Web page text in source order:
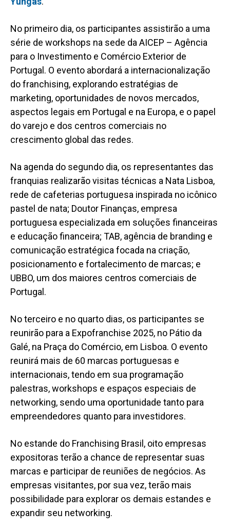
No primeiro dia, os participantes assistirão a uma
série de workshops na sede da AICEP – Agência
para o Investimento e Comércio Exterior de
Portugal. O evento abordará a internacionalização
do franchising, explorando estratégias de
marketing, oportunidades de novos mercados,
aspectos legais em Portugal e na Europa, e o papel
do varejo e dos centros comerciais no
crescimento global das redes.
Na agenda do segundo dia, os representantes das
franquias realizarão visitas técnicas a Nata Lisboa,
rede de cafeterias portuguesa inspirada no icônico
pastel de nata; Doutor Finanças, empresa
portuguesa especializada em soluções financeiras
e educação financeira; TAB, agência de branding e
comunicação estratégica focada na criação,
posicionamento e fortalecimento de marcas; e
UBBO, um dos maiores centros comerciais de
Portugal.
No terceiro e no quarto dias, os participantes se
reunirão para a Expofranchise 2025, no Pátio da
Galé, na Praça do Comércio, em Lisboa. O evento
reunirá mais de 60 marcas portuguesas e
internacionais, tendo em sua programação
palestras, workshops e espaços especiais de
networking, sendo uma oportunidade tanto para
empreendedores quanto para investidores.
No estande do Franchising Brasil, oito empresas
expositoras terão a chance de representar suas
marcas e participar de reuniões de negócios. As
empresas visitantes, por sua vez, terão mais
possibilidade para explorar os demais estandes e
expandir seu networking.